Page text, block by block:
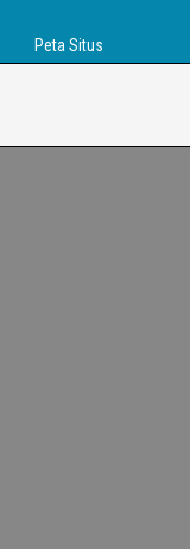
Peta Situs